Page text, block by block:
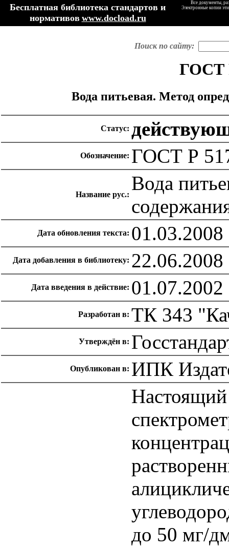
Бесплатная библиотека стандартов и
нормативов www.docload.ru
Все документы,
Электронные копии
Поиск по сайту:
ГОСТ
Вода питьевая. Метод
Статус:
Обозначение: ГОСТ Р
Название рус.:
Вода
Дата обновления текста: 01.03.2008
Дата добавления в библиотеку: 22.06.2008
Дата введения в действие: 01.07.2002
Разработан в: ТК 343
Утверждён в:
Опубликован в: ИПК
Настоящий
до 50 мг/